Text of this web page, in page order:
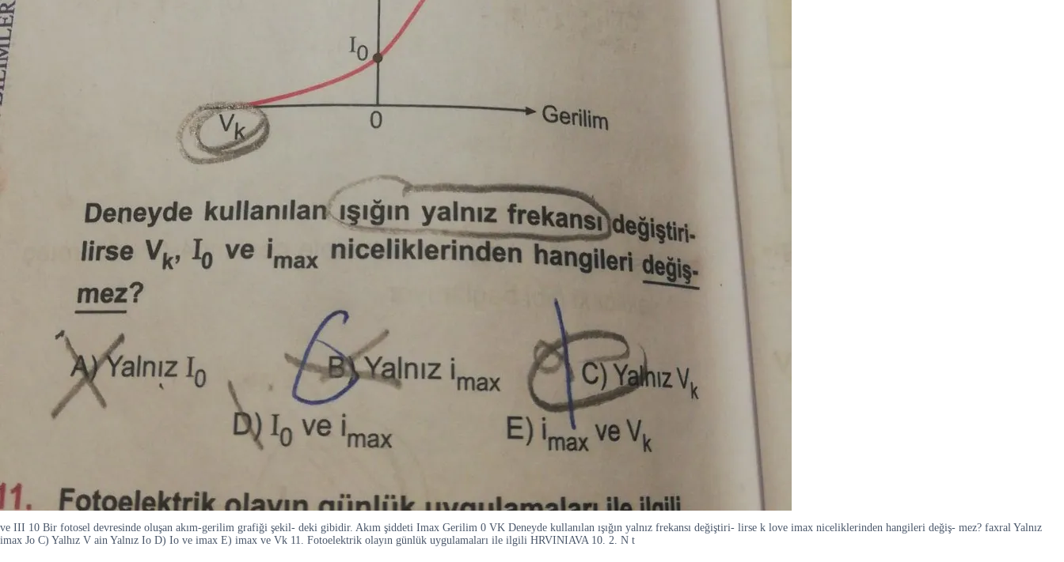
ve III 10 Bir fotosel devresinde oluşan akım-gerilim grafiği şekil- deki gibidir. Akım şiddeti Imax Gerilim 0 VK Deneyde kullanılan ışığın yalnız frekansı değiştiri- lirse k love imax niceliklerinden hangileri değiş- mez? faxral Yalnız
imax Jo C) Yalhız V ain Yalnız Io D) Io ve imax E) imax ve Vk 11. Fotoelektrik olayın günlük uygulamaları ile ilgili HRVINIAVA 10. 2. N t